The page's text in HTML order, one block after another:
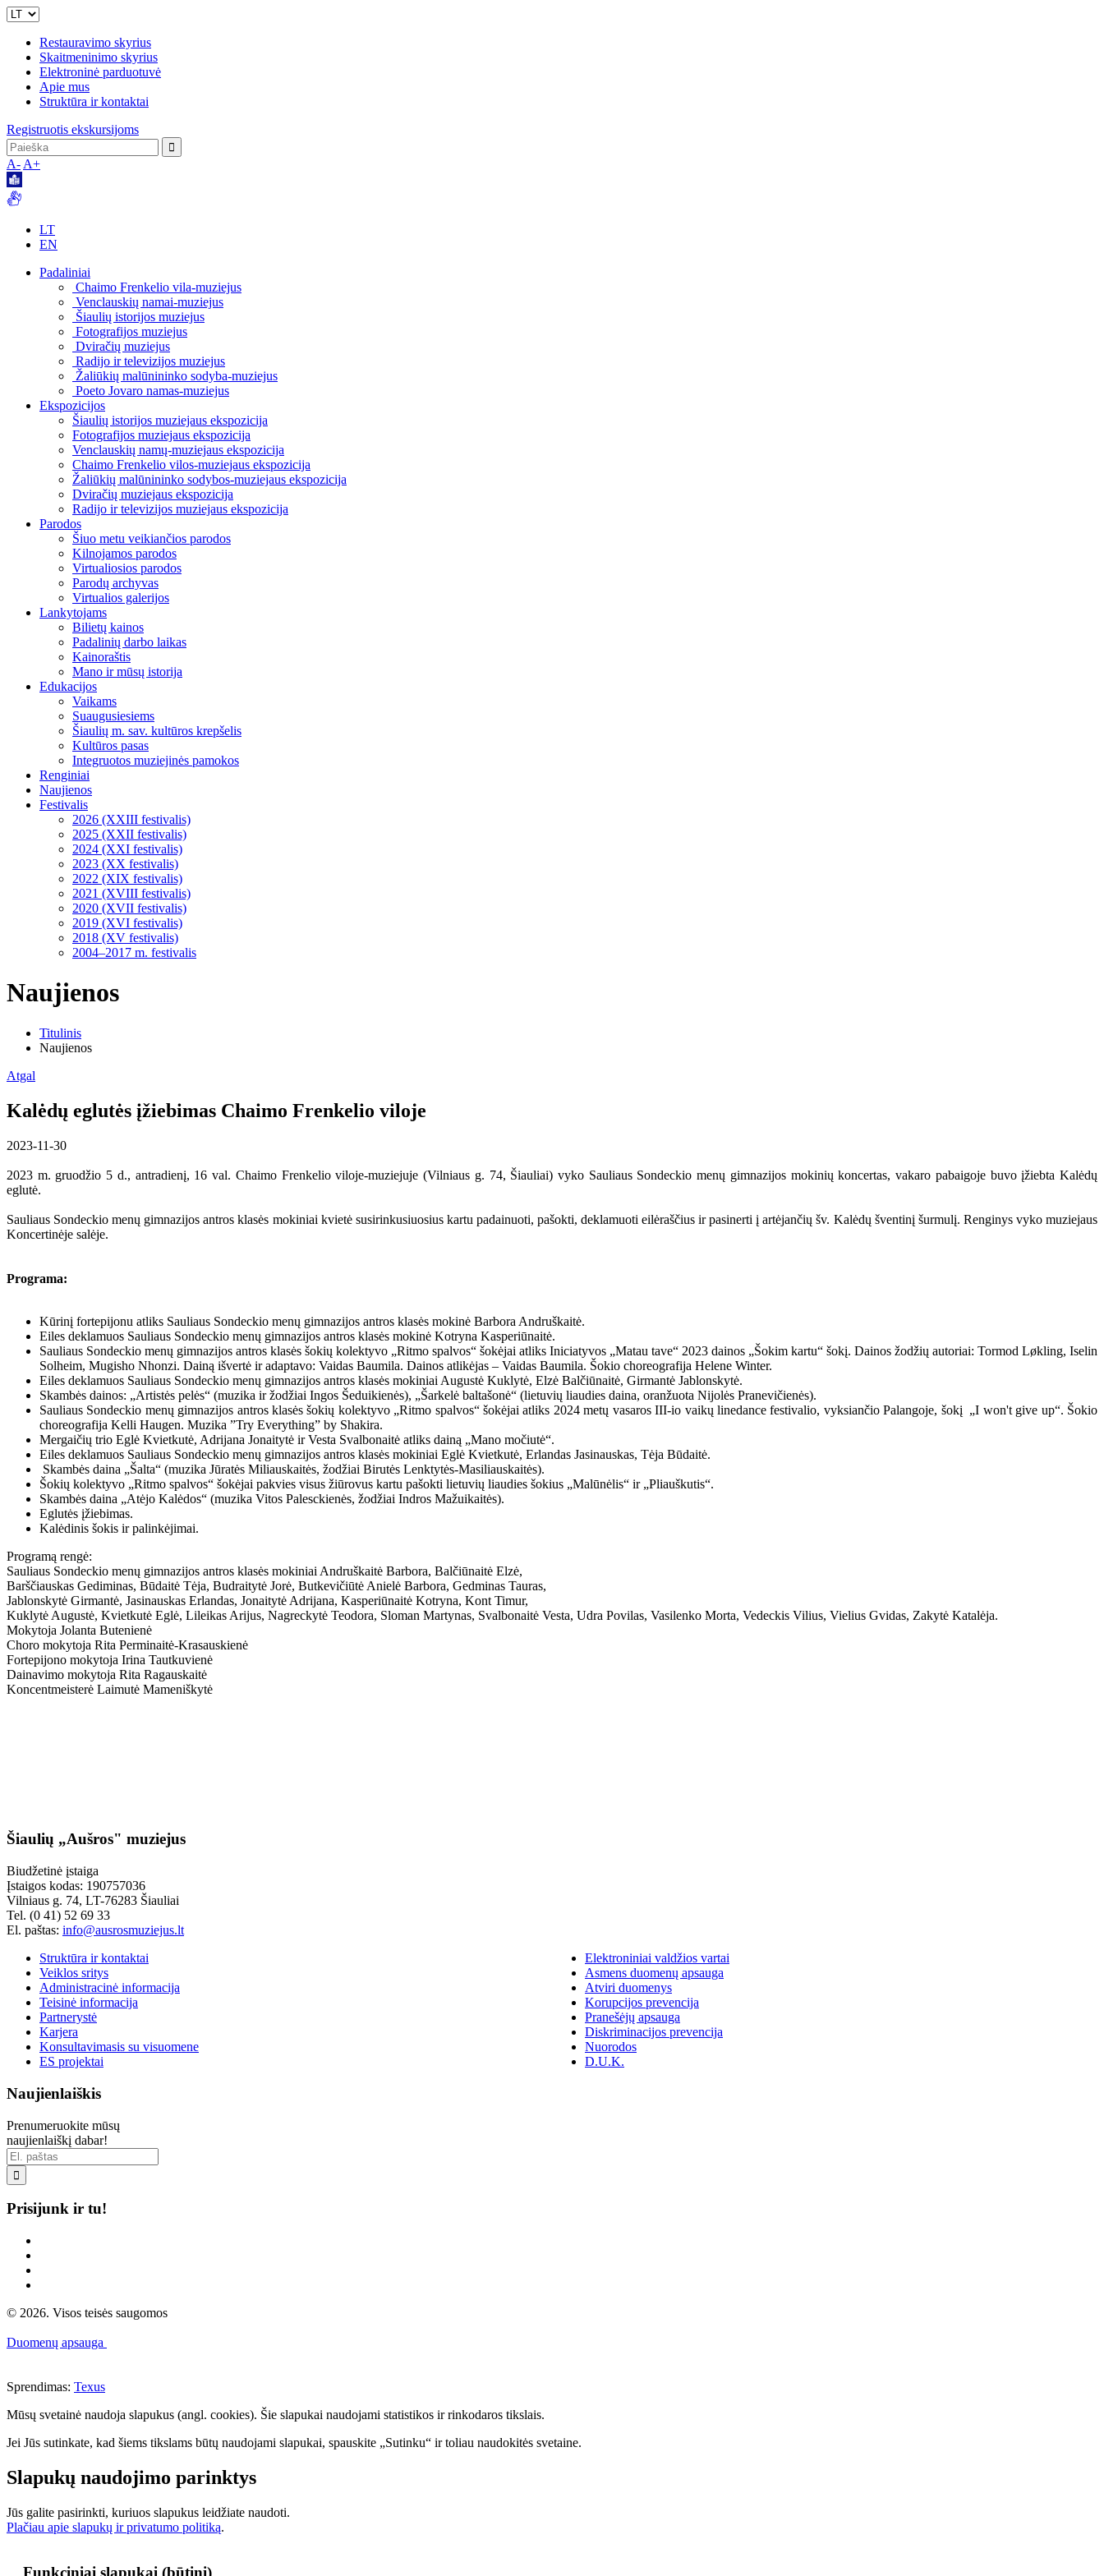
Restauravimo skyrius
Skaitmeninimo skyrius
Elektroninė parduotuvė
Apie mus
Struktūra ir kontaktai
Registruotis ekskursijoms
A- A+
LT
EN
Padaliniai
Chaimo Frenkelio vila-muziejus
Venclauskių namai-muziejus
Šiaulių istorijos muziejus
Fotografijos muziejus
Dviračių muziejus
Radijo ir televizijos muziejus
Žaliūkių malūnininko sodyba-muziejus
Poeto Jovaro namas-muziejus
Ekspozicijos
Šiaulių istorijos muziejaus ekspozicija
Fotografijos muziejaus ekspozicija
Venclauskių namų-muziejaus ekspozicija
Chaimo Frenkelio vilos-muziejaus ekspozicija
Žaliūkių malūnininko sodybos-muziejaus ekspozicija
Dviračių muziejaus ekspozicija
Radijo ir televizijos muziejaus ekspozicija
Parodos
Šiuo metu veikiančios parodos
Kilnojamos parodos
Virtualiosios parodos
Parodų archyvas
Virtualios galerijos
Lankytojams
Bilietų kainos
Padalinių darbo laikas
Kainoraštis
Mano ir mūsų istorija
Edukacijos
Vaikams
Suaugusiesiems
Šiaulių m. sav. kultūros krepšelis
Kultūros pasas
Integruotos muziejinės pamokos
Renginiai
Naujienos
Festivalis
2026 (XXIII festivalis)
2025 (XXII festivalis)
2024 (XXI festivalis)
2023 (XX festivalis)
2022 (XIX festivalis)
2021 (XVIII festivalis)
2020 (XVII festivalis)
2019 (XVI festivalis)
2018 (XV festivalis)
2004–2017 m. festivalis
Naujienos
Titulinis
Naujienos
Atgal
Kalėdų eglutės įžiebimas Chaimo Frenkelio viloje
2023-11-30
2023 m. gruodžio 5 d., antradienį, 16 val. Chaimo Frenkelio viloje-muziejuje (Vilniaus g. 74, Šiauliai) vyko Sauliaus Sondeckio menų gimnazijos mokinių koncertas, vakaro pabaigoje buvo įžiebta Kalėdų
eglutė.
Sauliaus Sondeckio menų gimnazijos antros klasės mokiniai kvietė susirinkusiuosius kartu padainuoti, pašokti, deklamuoti eilėraščius ir pasinerti į artėjančių šv. Kalėdų šventinį šurmulį. Renginys vyko muziejaus
Koncertinėje salėje.
Programa:
Kūrinį fortepijonu atliks Sauliaus Sondeckio menų gimnazijos antros klasės mokinė Barbora Andruškaitė.
Eiles deklamuos Sauliaus Sondeckio menų gimnazijos antros klasės mokinė Kotryna Kasperiūnaitė.
Sauliaus Sondeckio menų gimnazijos antros klasės šokių kolektyvo „Ritmo spalvos“ šokėjai atliks Iniciatyvos „Matau tave“ 2023 dainos „Šokim kartu“ šokį. Dainos žodžių autoriai: Tormod Løkling, Iselin
Solheim, Mugisho Nhonzi. Dainą išvertė ir adaptavo: Vaidas Baumila. Dainos atlikėjas – Vaidas Baumila. Šokio choreografija Helene Winter.
Eiles deklamuos Sauliaus Sondeckio menų gimnazijos antros klasės mokiniai Augustė Kuklytė, Elzė Balčiūnaitė, Girmantė Jablonskytė.
Skambės dainos: „Artistės pelės“ (muzika ir žodžiai Ingos Šeduikienės), „Šarkelė baltašonė“ (lietuvių liaudies daina, oranžuota Nijolės Pranevičienės).
Sauliaus Sondeckio menų gimnazijos antros klasės šokių kolektyvo „Ritmo spalvos“ šokėjai atliks 2024 metų vasaros III-io vaikų linedance festivalio, vyksiančio Palangoje, šokį „I won't give up“. Šokio
choreografija Kelli Haugen. Muzika ”Try Everything” by Shakira.
Mergaičių trio Eglė Kvietkutė, Adrijana Jonaitytė ir Vesta Svalbonaitė atliks dainą „Mano močiutė“.
Eiles deklamuos Sauliaus Sondeckio menų gimnazijos antros klasės mokiniai Eglė Kvietkutė, Erlandas Jasinauskas, Tėja Būdaitė.
Skambės daina „Šalta“ (muzika Jūratės Miliauskaitės, žodžiai Birutės Lenktytės-Masiliauskaitės).
Šokių kolektyvo „Ritmo spalvos“ šokėjai pakvies visus žiūrovus kartu pašokti lietuvių liaudies šokius „Malūnėlis“ ir „Pliauškutis“.
Skambės daina „Atėjo Kalėdos“ (muzika Vitos Palesckienės, žodžiai Indros Mažuikaitės).
Eglutės įžiebimas.
Kalėdinis šokis ir palinkėjimai.
Programą rengė:
Sauliaus Sondeckio menų gimnazijos antros klasės mokiniai Andruškaitė Barbora, Balčiūnaitė Elzė,
Barščiauskas Gediminas, Būdaitė Tėja, Budraitytė Jorė, Butkevičiūtė Anielė Barbora, Gedminas Tauras,
Jablonskytė Girmantė, Jasinauskas Erlandas, Jonaitytė Adrijana, Kasperiūnaitė Kotryna, Kont Timur,
Kuklytė Augustė, Kvietkutė Eglė, Lileikas Arijus, Nagreckytė Teodora, Sloman Martynas, Svalbonaitė Vesta, Udra Povilas, Vasilenko Morta, Vedeckis Vilius, Vielius Gvidas, Zakytė Katalėja.
Mokytoja Jolanta Butenienė
Choro mokytoja Rita Perminaitė-Krasauskienė
Fortepijono mokytoja Irina Tautkuvienė
Dainavimo mokytoja Rita Ragauskaitė
Koncentmeisterė Laimutė Mameniškytė
Šiaulių „Aušros" muziejus
Biudžetinė įstaiga
Įstaigos kodas: 190757036
Vilniaus g. 74, LT-76283 Šiauliai
Tel. (0 41) 52 69 33
El. paštas: info@ausrosmuziejus.lt
Struktūra ir kontaktai
Veiklos sritys
Administracinė informacija
Teisinė informacija
Partnerystė
Karjera
Konsultavimasis su visuomene
ES projektai
Elektroniniai valdžios vartai
Asmens duomenų apsauga
Atviri duomenys
Korupcijos prevencija
Pranešėjų apsauga
Diskriminacijos prevencija
Nuorodos
D.U.K.
Naujienlaiškis
Prenumeruokite mūsų
naujienlaiškį dabar!

Prisijunk ir tu!
© 2026. Visos teisės saugomos
Duomenų apsauga
Sprendimas: Texus
Mūsų svetainė naudoja slapukus (angl. cookies). Šie slapukai naudojami statistikos ir rinkodaros tikslais.
Jei Jūs sutinkate, kad šiems tikslams būtų naudojami slapukai, spauskite „Sutinku“ ir toliau naudokitės svetaine.
Slapukų naudojimo parinktys
Jūs galite pasirinkti, kuriuos slapukus leidžiate naudoti.
Plačiau apie slapukų ir privatumo politiką.
Funkciniai slapukai (būtini)